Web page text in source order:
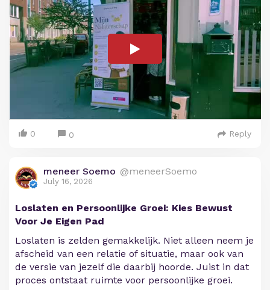
0 0 Reply
meneer Soemo @meneerSoemo
July 16, 2026
Loslaten en Persoonlijke Groei: Kies Bewust
Voor Je Eigen Pad
Loslaten is zelden gemakkelijk. Niet alleen neem je
afscheid van een relatie of situatie, maar ook van
de versie van jezelf die daarbij hoorde. Juist in dat
proces ontstaat ruimte voor persoonlijke groei.